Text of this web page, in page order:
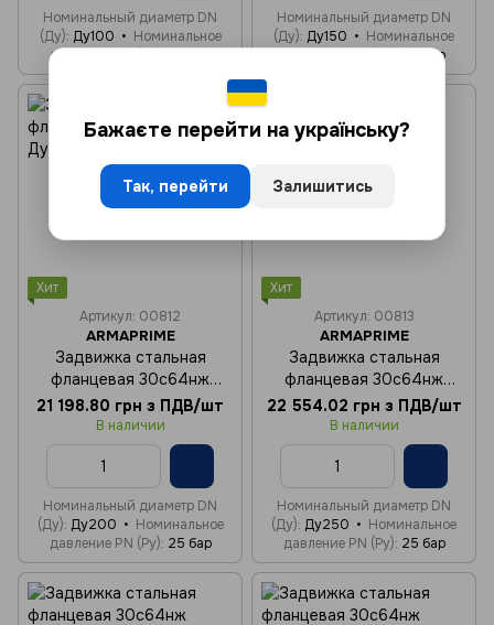
Номинальный диаметр DN
(Ду) Ду100
Номинальное
давление PN (Ру)
Номинальный диаметр DN
(Ду) Ду150
Номинальное
25 бар
Хит
Артикул: 00812
ARMAPRIME
Задвижка стальная
фланцевая 30с64нж
Ду200 Ру25
21 198.80 грн з ПДВ/шт
В наличии
Номинальный диаметр DN
(Ду) Ду200
Номинальное
давление PN (Ру) 25 бар
Хит
Артикул: 00813
ARMAPRIME
Задвижка стальная
фланцевая 30с64нж
Ду250 Ру25
22 554.02 грн з ПДВ/шт
В наличии
Номинальный диаметр DN
(Ду) Ду250
Номинальное
давление PN (Ру) 25 бар
Бажаєте перейти на українську?
Так, перейти Залишитись